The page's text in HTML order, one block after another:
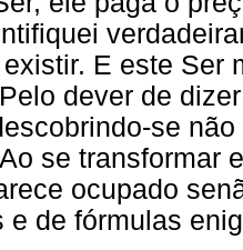
E este Ser
dever de
se
se transformar
ocupado
e de fórmulas